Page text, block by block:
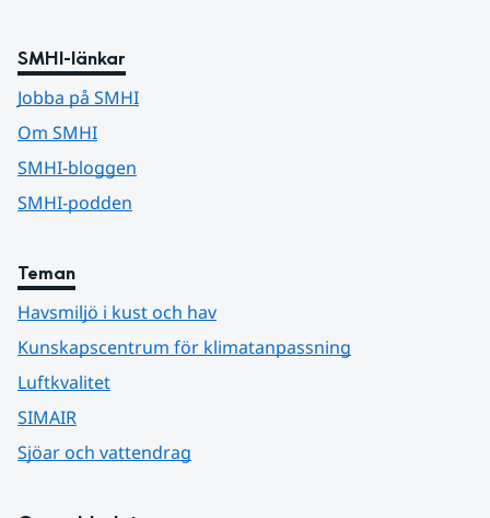
SMHI-länkar
Jobba på SMHI
Om SMHI
SMHI-bloggen
SMHI-podden
Teman
Havsmiljö i kust och hav
Kunskapscentrum för klimatanpassning
Luftkvalitet
SIMAIR
Sjöar och vattendrag